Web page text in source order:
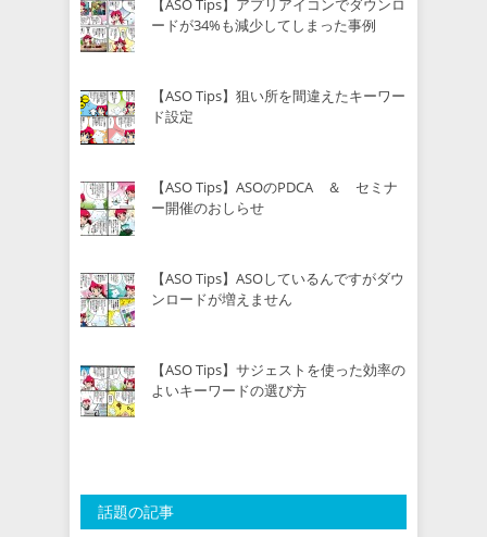
【ASO Tips】アプリアイコンでダウンロ
ードが34%も減少してしまった事例
【ASO Tips】狙い所を間違えたキーワー
ド設定
【ASO Tips】ASOのPDCA ＆ セミナ
ー開催のおしらせ
【ASO Tips】ASOしているんですがダウ
ンロードが増えません
【ASO Tips】サジェストを使った効率の
よいキーワードの選び方
話題の記事